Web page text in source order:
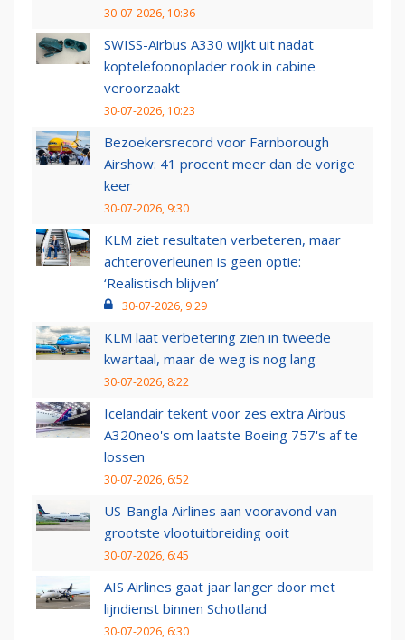
30-07-2026, 10:36
SWISS-Airbus A330 wijkt uit nadat
koptelefoonoplader rook in cabine
veroorzaakt
30-07-2026, 10:23
Bezoekersrecord voor Farnborough
Airshow: 41 procent meer dan de vorige
keer
30-07-2026, 9:30
KLM ziet resultaten verbeteren, maar
achteroverleunen is geen optie:
‘Realistisch blijven’
30-07-2026, 9:29
KLM laat verbetering zien in tweede
kwartaal, maar de weg is nog lang
30-07-2026, 8:22
Icelandair tekent voor zes extra Airbus
A320neo's om laatste Boeing 757's af te
lossen
30-07-2026, 6:52
US-Bangla Airlines aan vooravond van
grootste vlootuitbreiding ooit
30-07-2026, 6:45
AIS Airlines gaat jaar langer door met
lijndienst binnen Schotland
30-07-2026, 6:30